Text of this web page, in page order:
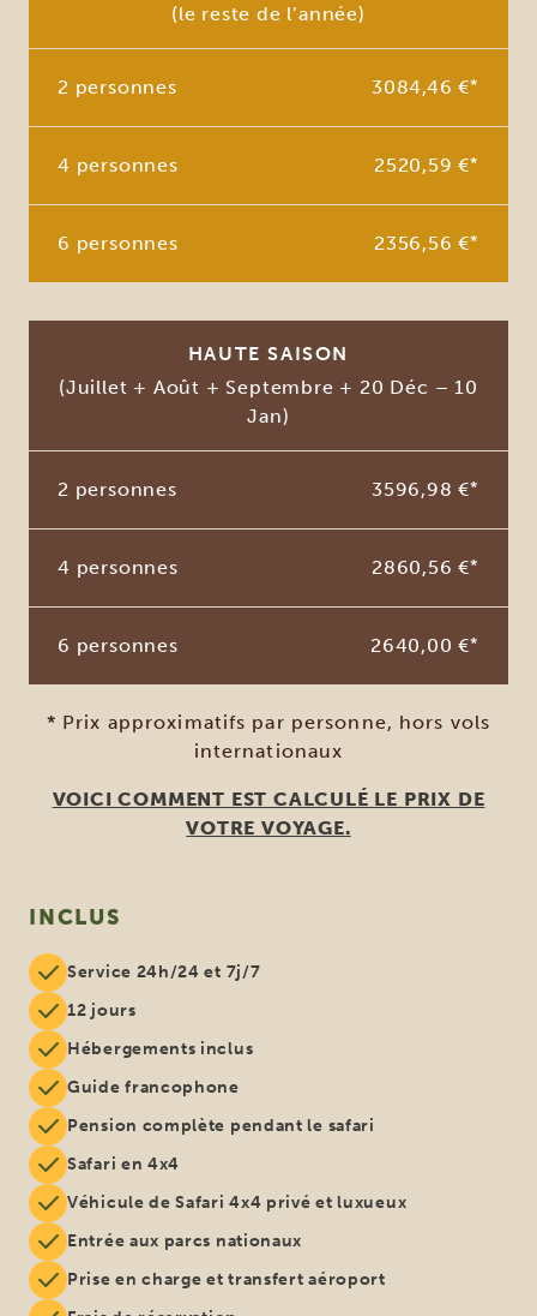
(le reste de l’année)
2 personnes 3084,46 €*
4 personnes 2520,59 €*
6 personnes 2356,56 €*
HAUTE SAISON
(Juillet + Août + Septembre + 20 Déc – 10
Jan)
2 personnes 3596,98 €*
4 personnes 2860,56 €*
6 personnes 2640,00 €*
* Prix approximatifs par personne, hors vols
internationaux
VOICI COMMENT EST CALCULÉ LE PRIX DE
VOTRE VOYAGE.
INCLUS
Service 24h/24 et 7j/7
12 jours
Hébergements inclus
Guide francophone
Pension complète pendant le safari
Safari en 4x4
Véhicule de Safari 4x4 privé et luxueux
Entrée aux parcs nationaux
Prise en charge et transfert aéroport